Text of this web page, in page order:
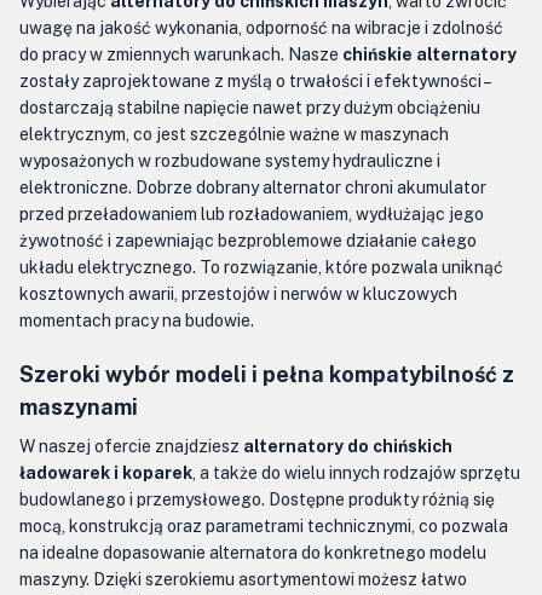
uwagę na jakość wykonania, odporność na wibracje i zdolność
do pracy w zmiennych warunkach. Nasze chińskie alternatory
zostały zaprojektowane z myślą o trwałości i efektywności –
dostarczają stabilne napięcie nawet przy dużym obciążeniu
elektrycznym, co jest szczególnie ważne w maszynach
wyposażonych w rozbudowane systemy hydrauliczne i
elektroniczne. Dobrze dobrany alternator chroni akumulator
przed przeładowaniem lub rozładowaniem, wydłużając jego
żywotność i zapewniając bezproblemowe działanie całego
układu elektrycznego. To rozwiązanie, które pozwala uniknąć
kosztownych awarii, przestojów i nerwów w kluczowych
momentach pracy na budowie.
Szeroki wybór modeli i pełna kompatybilność z
maszynami
W naszej ofercie znajdziesz alternatory do chińskich
ładowarek i koparek , a także do wielu innych rodzajów sprzętu
budowlanego i przemysłowego. Dostępne produkty różnią się
mocą, konstrukcją oraz parametrami technicznymi, co pozwala
na idealne dopasowanie alternatora do konkretnego modelu
maszyny. Dzięki szerokiemu asortymentowi możesz łatwo